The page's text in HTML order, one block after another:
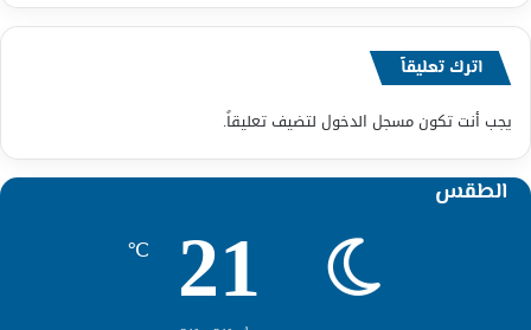
اترك تعليقاً
يجب أنت تكونمسجل الدخول لتضيف تعليقاً.
الطقس 21
℃